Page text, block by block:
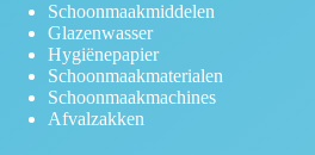
Schoonmaakmiddelen
Glazenwasser
Hygiënepapier
Schoonmaakmaterialen
Schoonmaakmachines
Afvalzakken